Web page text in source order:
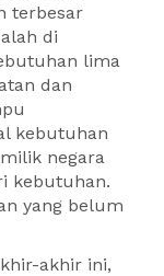
terbesar
di
lima
dan
kebutuhan
negara
kebutuhan.
yang belum
akhir ini,